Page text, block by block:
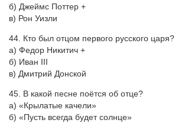
б) Джеймс Поттер +
в) Рон Уизли
44. Кто был отцом первого русского царя?
а) Федор Никитич +
б) Иван III
в) Дмитрий Донской
45. В какой песне поётся об отце?
а) «Крылатые качели»
б) «Пусть всегда будет солнце»